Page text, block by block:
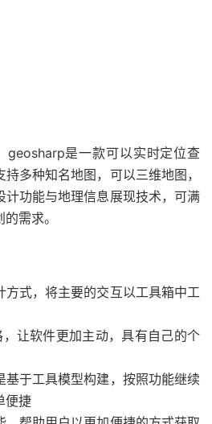
geosharp是一款可以实时定位查
多种知名地图，可以三维地图，
计功能与地理信息展现技术，可满
需求。
方式，将主要的交互以工具箱中工
让软件更加主动，具有自己的个
基于工具模型构建，按照功能继续
便捷